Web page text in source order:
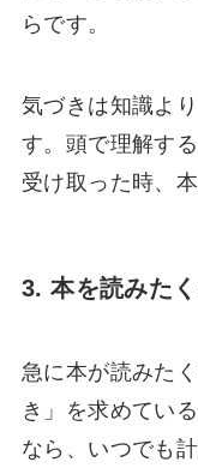
らです。
気づきは知識よ
す。頭で理解す
受け取った時、
3. 本を読みた
急に本が読みた
き」を求めてい
なら、いつでも